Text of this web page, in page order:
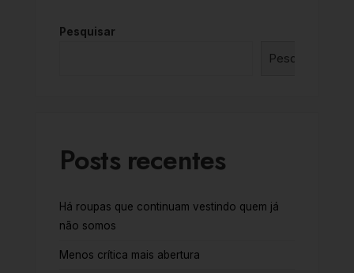
Pesquisar
Pesquisar
Posts recentes
Há roupas que continuam vestindo quem já
não somos
Menos crítica mais abertura